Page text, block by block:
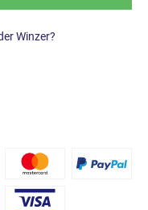
Winzer?